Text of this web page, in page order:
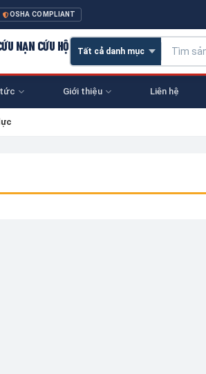
OSHA COMPLIANT
NẠN CỨU HỘ
Giới thiệu Liên hệ